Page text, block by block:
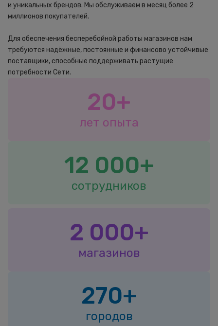
и уникальных брендов. Мы обслуживаем в месяц более 2
миллионов покупателей.
Для обеспечения бесперебойной работы магазинов нам
требуются надёжные, постоянные и финансово устойчивые
поставщики, способные поддерживать растущие
потребности Сети.
20+
лет опыта
12 000+
сотрудников
2 000+
магазинов
270+
городов